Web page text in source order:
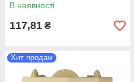
В наявності
117,81 ₴
Хит продаж